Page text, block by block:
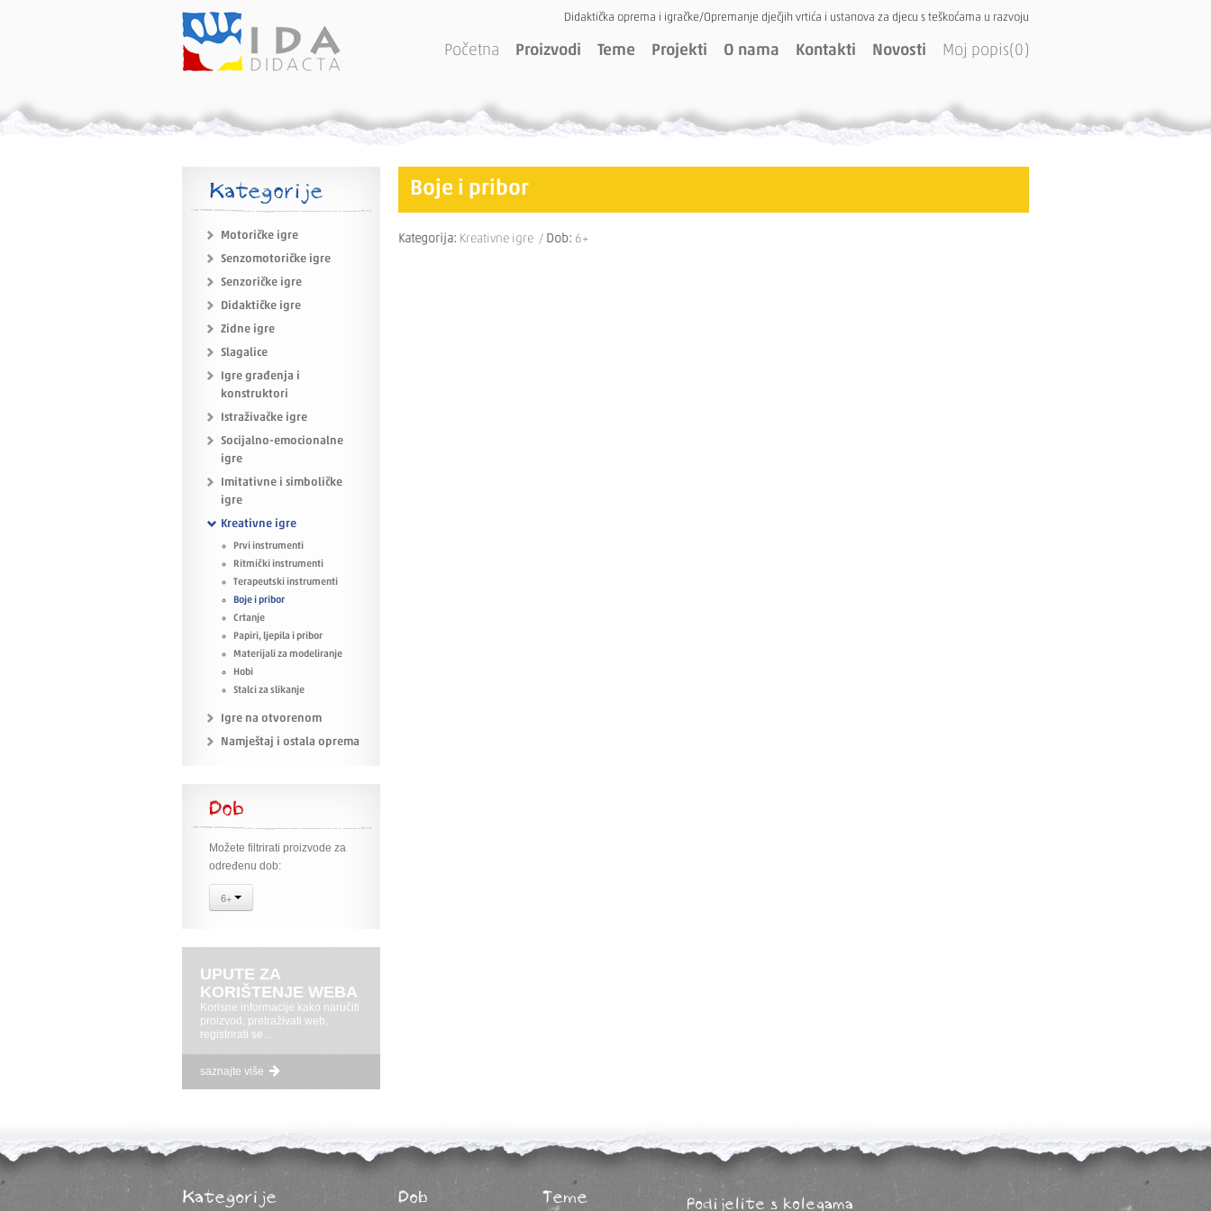
Didaktička oprema i igračke/Opremanje dječjih vrtića i ustanova za djecu s teškoćama u razvoju
Moj popis(0)
Novosti
Kontakti
O nama
Projekti
Teme
Proizvodi
Početna
Kategorije
Motoričke igre
Senzomotoričke igre
Senzoričke igre
Didaktičke igre
Zidne igre
Slagalice
Igre građenja i
konstruktori
Istraživačke igre
Socijalno-emocionalne
igre
Imitativne i simboličke
igre
Kreativne igre
Prvi instrumenti
Ritmički instrumenti
Terapeutski instrumenti
Boje i pribor
Crtanje
Papiri, ljepila i pribor
Materijali za modeliranje
Hobi
Stalci za slikanje
Igre na otvorenom
Namještaj i ostala oprema
Dob
Možete filtrirati proizvode za
određenu dob:
6+
UPUTE ZA
KORIŠTENJE WEBA
Korisne informacije kako naručiti
proizvod, pretraživati web,
registrirati se...
saznajte više
Boje i pribor
Kategorija: Kreativne igre / Dob: 6+
Kategorije Dob Teme Podijelite s kolegama